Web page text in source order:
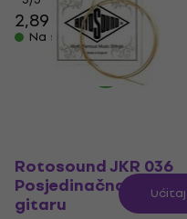
2,89 €
Na skladištu
Rotosound JKR 036
Posjedinačna žica za
gitaru